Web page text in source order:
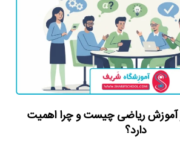
ریاضی چیست و چرا اهمیت
دارد؟